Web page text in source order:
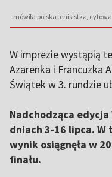
- mówiła polska tenisistka,
W imprezie wystąpią
Azarenka i Francuzka
Świątek w 3. rundzie
Nadchodząca
dniach 3-16 lipca.
wynik osiągnęła w
finału.